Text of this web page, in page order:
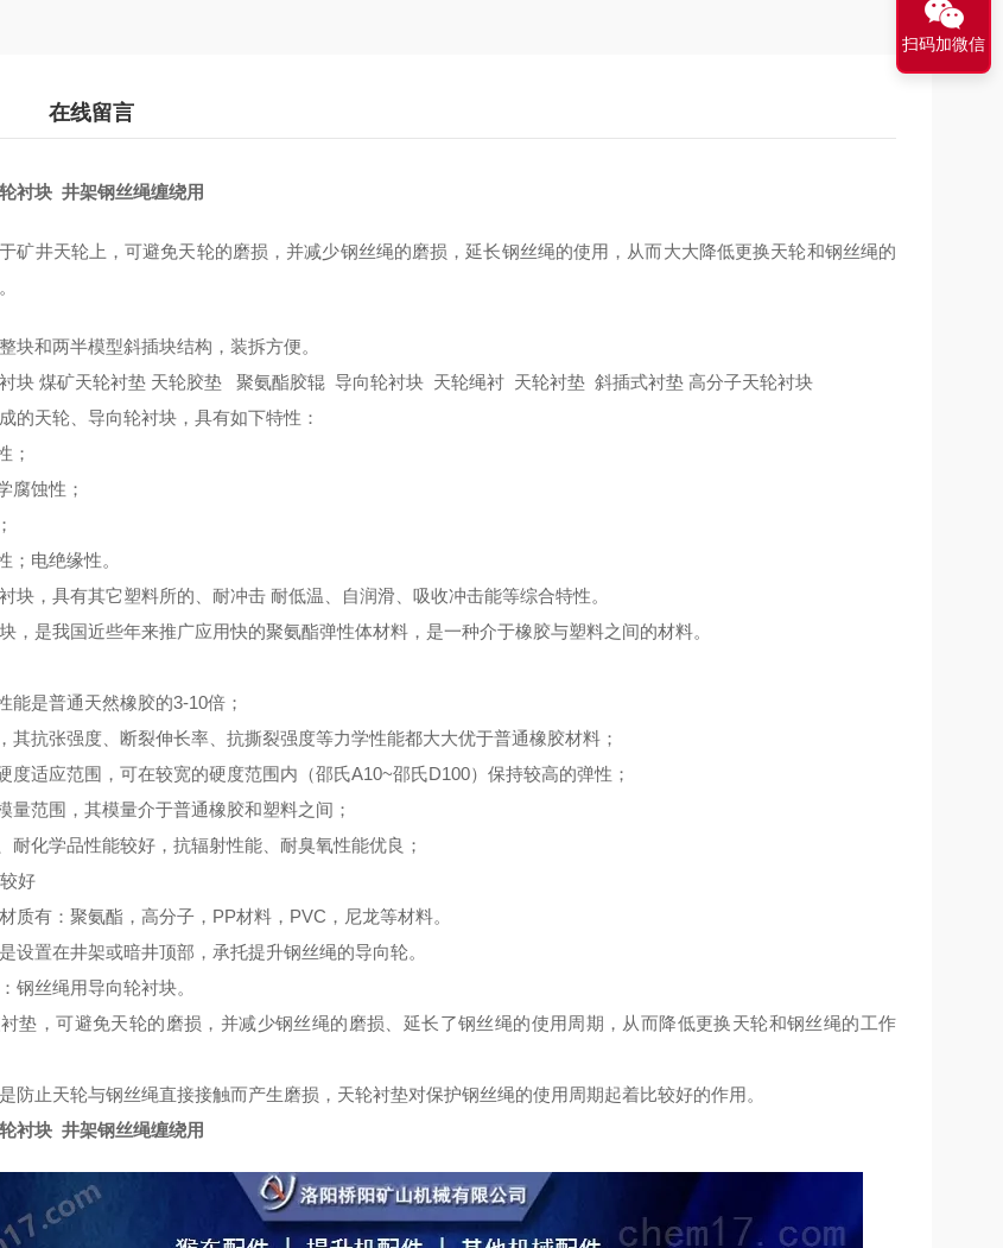
在线留言
衬块 井架钢丝绳缠绕用
矿井天轮上，可避免天轮的磨损，并减少钢丝绳的磨损，延长钢丝绳的使用，从而大大降低更换天轮和钢丝绳的
块和两半模型斜插块结构，装拆方便。
块 煤矿天轮衬垫 天轮胶垫聚氨酯胶辊 导向轮衬块 天轮绳衬 天轮衬垫 斜插式衬垫 高分子天轮衬块
的天轮、导向轮衬块，具有如下特性：
；
腐蚀性；
；电绝缘性。
块，具有其它塑料所的、耐冲击 耐低温、自润滑、吸收冲击能等综合特性。
，是我国近些年来推广应用快的聚氨酯弹性体材料，是一种介于橡胶与塑料之间的材料。
能是普通天然橡胶的3-10倍；
其抗张强度、断裂伸长率、抗撕裂强度等力学性能都大大优于普通橡胶材料；
度适应范围，可在较宽的硬度范围内（邵氏A10~邵氏D100）保持较高的弹性；
量范围，其模量介于普通橡胶和塑料之间；
耐化学品性能较好，抗辐射性能、耐臭氧性能优良；
好
质有：聚氨酯，高分子， PP材料，PVC，尼龙等材料。
设置在井架或暗井顶部，承托提升钢丝绳的导向轮。
钢丝绳用导向轮衬块。
垫，可避免天轮的磨损，并减少钢丝绳的磨损、延长了钢丝绳的使用 周期 ，从而降低更换天轮和钢丝绳的工作
防止天轮与钢丝绳直接接触而产生磨损 ， 天轮衬垫对保护钢丝绳的使用周期起着比较好的作用 。
衬块 井架钢丝绳缠绕用
扫码加微信